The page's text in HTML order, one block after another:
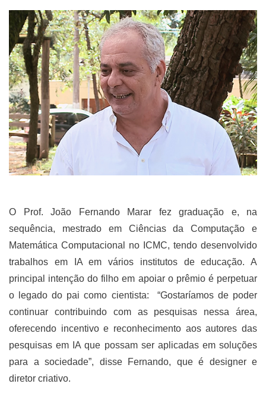
O Prof. João Fernando Marar fez graduação e, na
sequência, mestrado em Ciências da Computação e
Matemática Computacional no ICMC, tendo desenvolvido
trabalhos em IA em vários institutos de educação. A
principal intenção do filho em apoiar o prêmio é perpetuar
o legado do pai como cientista: “Gostaríamos de poder
continuar contribuindo com as pesquisas nessa área,
oferecendo incentivo e reconhecimento aos autores das
pesquisas em IA que possam ser aplicadas em soluções
para a sociedade”, disse Fernando, que é designer e
diretor criativo.